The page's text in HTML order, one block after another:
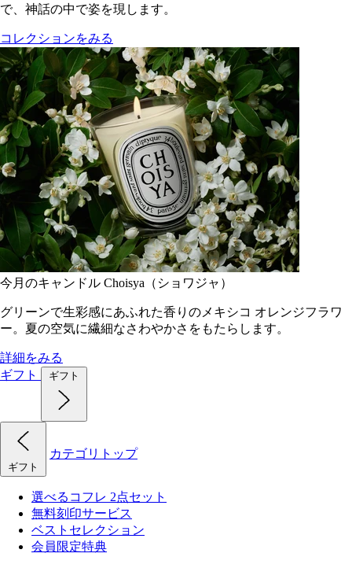
で、神話の中で姿を現します。
コレクションをみる
今月のキャンドル Choisya（ショワジャ）
グリーンで生彩感にあふれた香りのメキシコ オレンジフラワ
ー。夏の空気に繊細なさわやかさをもたらします。
詳細をみる
ギフト
ギフト
ギフト
カテゴリトップ
選べるコフレ 2点セット
無料刻印サービス
ベストセレクション
会員限定特典